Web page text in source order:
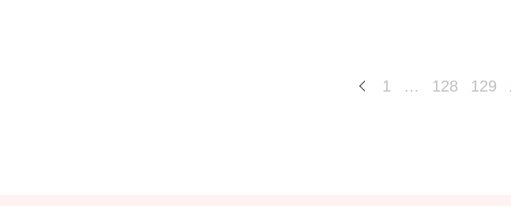
1 … 128 129